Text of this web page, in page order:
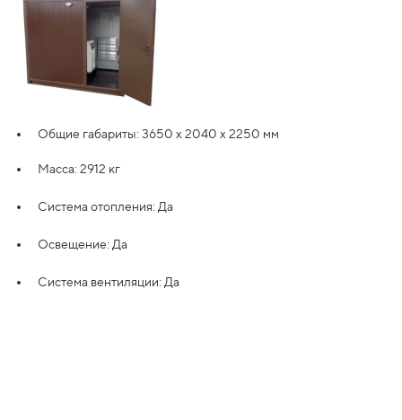
Общие габариты: 3650 х 2040 х 2250 мм
Масса: 2912 кг
Система отопления: Да
Освещение: Да
Система вентиляции: Да